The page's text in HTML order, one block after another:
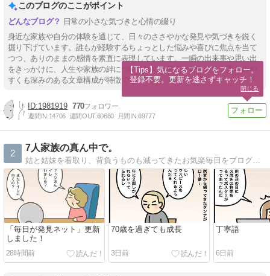
このブログのここがポイント
日常の小さな気づきと心情の綴り
身近な家族や自分の体験を通じて、日々のささやかな発見や気づきを鋭く
掘り下げています。誰もが経験するちょっとした悩みや喜びに焦点を当て
つつ、ありのままの感情を素直に表現しています。一瞬の出来事や思い出
をきっかけに、人生や家族の絆について改めて考えさせられる、親しみや
すくも深みのある文章構成が特徴です。
1981919 770
週間IN:14706 週間OUT:60660 月間IN:69777
2
7人家族の真ん中で。
姑と姑妹を看取り、背負うものも減ってきたお気楽毎日をブログで更新。心に描いた夫婦の未来予想図は思ったとおりにかなえられていくのか…？
「毎日が発見ネット」更新
しました！
28時間前
70歳を過ぎても成長
3日前
丁寧語
6日前
【Tips】気になるブログをフォロー。
登録不要。更新を逃さずキャッチ！
閉じる